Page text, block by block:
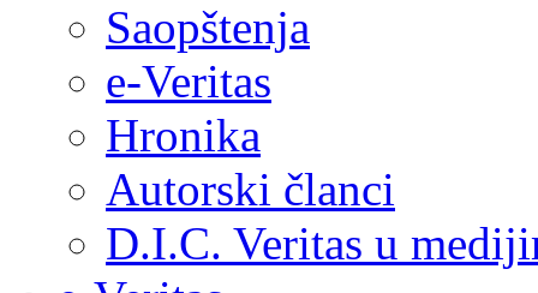
Saopštenja
e-Veritas
Hronika
Autorski članci
D.I.C. Veritas u